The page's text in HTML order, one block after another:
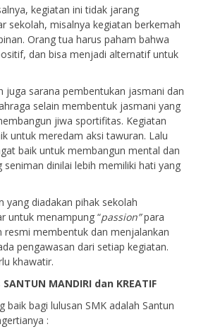
kegiatan ini tidak jarang
sekolah, misalnya kegiatan berkemah
Orang tua harus paham bahwa
dan bisa menjadi alternatif untuk
juga sarana pembentukan jasmani dan
selain membentuk jasmani yang
jiwa sportifitas. Kegiatan
untuk meredam aksi tawuran. Lalu
baik untuk membangun mental dan
seniman dinilai lebih memiliki hati yang
yang diadakan pihak sekolah
untuk menampung “passion”para
resmi membentuk dan menjalankan
pengawasan dari setiap kegiatan.
khawatir.
MANDIRI dan KREATIF
baik bagi lulusan SMK adalah Santun
: